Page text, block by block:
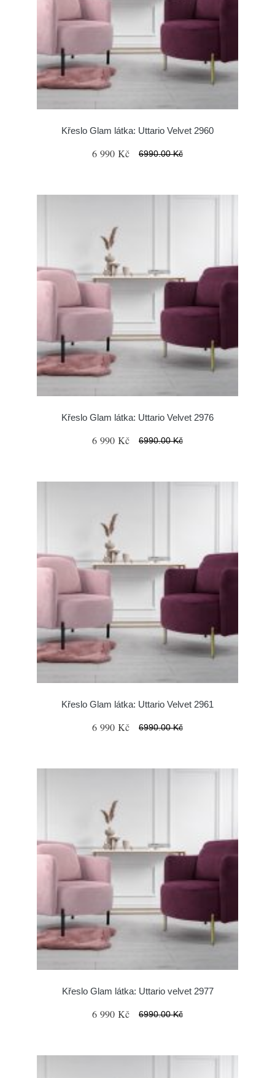
Křeslo Glam látka: Uttario Velvet 2960
6 990 Kč 6990.00 Kč
Křeslo Glam látka: Uttario Velvet 2976
6 990 Kč 6990.00 Kč
Křeslo Glam látka: Uttario Velvet 2961
6 990 Kč 6990.00 Kč
Křeslo Glam látka: Uttario velvet 2977
6 990 Kč 6990.00 Kč